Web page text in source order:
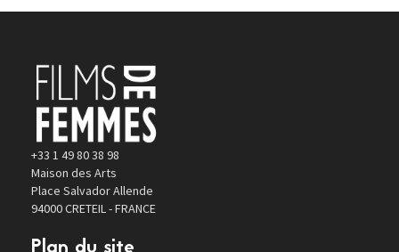
+33 1 49 80 38 98
Maison des Arts
Place Salvador Allende
94000 CRETEIL - FRANCE